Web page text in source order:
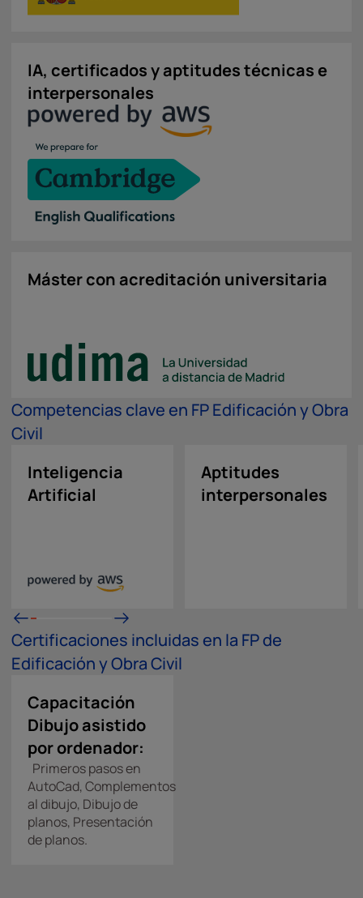
IA, certificados y aptitudes técnicas e
interpersonales
Máster con acreditación universitaria
Competencias clave en FP Edificación y Obra
Civil
Inteligencia
Artificial
Aptitudes
interpersonales
Certificaciones incluidas en la FP de
Edificación y Obra Civil
Capacitación
Dibujo asistido
por ordenador:
Primeros pasos en
AutoCad, Complementos
al dibujo, Dibujo de
planos, Presentación
de planos.